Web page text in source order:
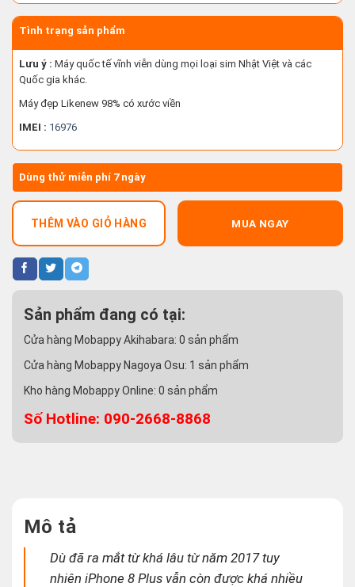
Tình trạng sản phẩm
Lưu ý : Máy quốc tế vĩnh viễn dùng mọi loại sim Nhật Việt và các
Quốc gia khác.
Máy đẹp Likenew 98% có xước viền
IMEI : 16976
Dùng thử miễn phí 7 ngày
THÊM VÀO GIỎ HÀNG MUA NGAY
Sản phẩm đang có tại:
Cửa hàng Mobappy Akihabara: 0 sản phẩm
Cửa hàng Mobappy Nagoya Osu: 1 sản phẩm
Kho hàng Mobappy Online: 0 sản phẩm
Số Hotline: 090-2668-8868
Mô tả
Dù đã ra mắt từ khá lâu từ năm 2017 tuy
nhiên iPhone 8 Plus vẫn còn được khá nhiều